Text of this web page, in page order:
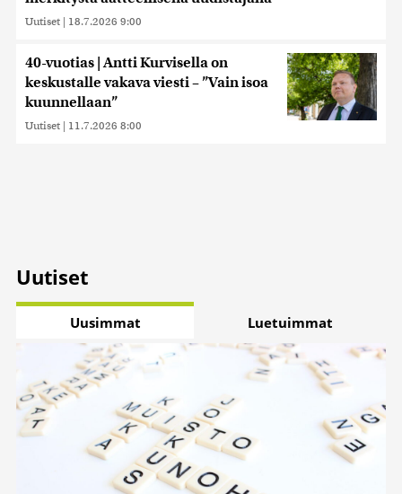
Uutiset | 18.7.2026 9:00
40-vuotias | Antti Kurvisella on
keskustalle vakava viesti – ”Vain isoa
kuunnellaan”
Uutiset | 11.7.2026 8:00
Uutiset
Uusimmat Luetuimmat